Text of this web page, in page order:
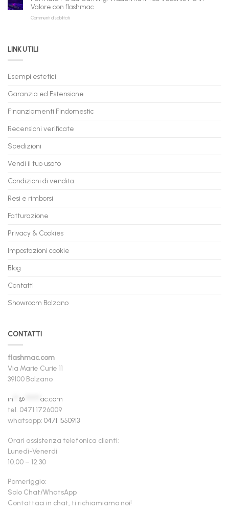
Ricondizionati,
Spedizione
a
Rate
Online:
anche
a
Valore con flashmac
Commenti disabilitatisu
in
con
LINK UTILI
Esempi estetici
Garanzia ed Estensione
Finanziamenti Findomestic
Recensioni verificate
Spedizioni
Vendi il tuo usato
Condizioni di vendita
Resi e rimborsi
Fatturazione
Privacy & Cookies
Impostazioni cookie
Blog
Contatti
Showroom Bolzano
CONTATTI
flashmac.com
Via Marie Curie 11
39100 Bolzano
in @
ac.com
tel. 0471 1726009
whatsapp: 0471 1550913
Orari assistenza telefonica clienti:
Lunedì-Venerdì
10.00 – 12.30
Pomeriggio:
Solo Chat/WhatsApp
Contattaci in chat, ti richiamiamo noi!